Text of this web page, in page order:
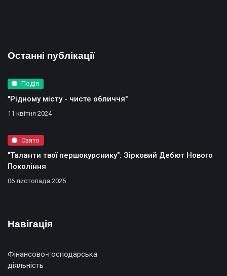
Останні публікації
Подiя
"Рідному місту - чисте обличчя"
11 квітня 2024
Свято
"Таланти твої першокурснику": Зірковий Дебют Нового
Покоління
06 листопада 2025
Навігація
Фінансово-господарська
діяльність